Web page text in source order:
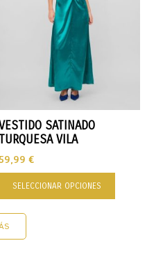
SATINADO
TURQUESA VILA
€
SELECCIONAR OPCIONES